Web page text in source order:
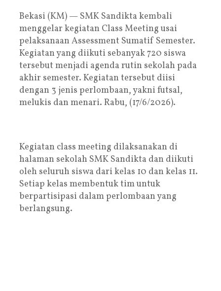
Bekasi (KM) — SMK Sandikta kembali
menggelar kegiatan Class Meeting usai
pelaksanaan Assessment Sumatif Semester.
Kegiatan yang diikuti sebanyak 720 siswa
tersebut menjadi agenda rutin sekolah pada
akhir semester. Kegiatan tersebut diisi
dengan 3 jenis perlombaan, yakni futsal,
melukis dan menari. Rabu, (17/6/2026).
Kegiatan class meeting dilaksanakan di
halaman sekolah SMK Sandikta dan diikuti
oleh seluruh siswa dari kelas 10 dan kelas 11.
Setiap kelas membentuk tim untuk
berpartisipasi dalam perlombaan yang
berlangsung.